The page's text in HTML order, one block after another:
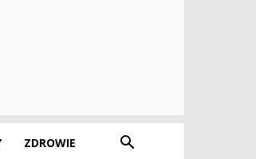
ZDROWIE